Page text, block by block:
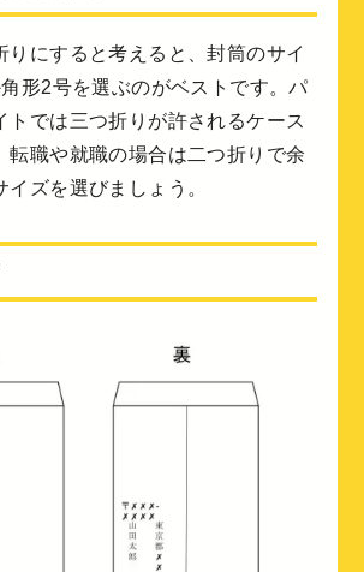
りにすると考えると、封筒のサイ
形2号を選ぶのがベストです。パ
トでは三つ折りが許されるケース
転職や就職の場合は二つ折りで余
ズを選びましょう。